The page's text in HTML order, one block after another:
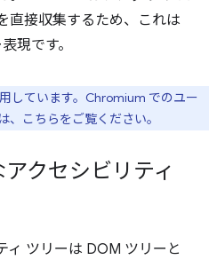
直接収集するため、これは
現です。
しています。Chromium でのユー
こちらをご覧ください。
クセシビリティ
ィ ツリーは DOM ツリーと